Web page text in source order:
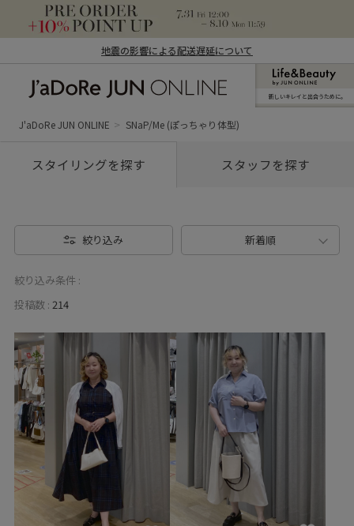
地震の影響による配送遅延について
ン オンライン）
新しいキレイと出合うために。
J'aDoRe JUN ONLINE SNaP/Me (ぽっちゃり体型)
スタイリングを探す スタッフを探す
絞り込み 新着順
絞り込み条件 :
投稿数 : 214